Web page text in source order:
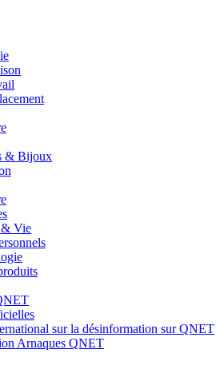
& Bijoux
Vie
sur la désinformation sur QNET
Arnaques QNET